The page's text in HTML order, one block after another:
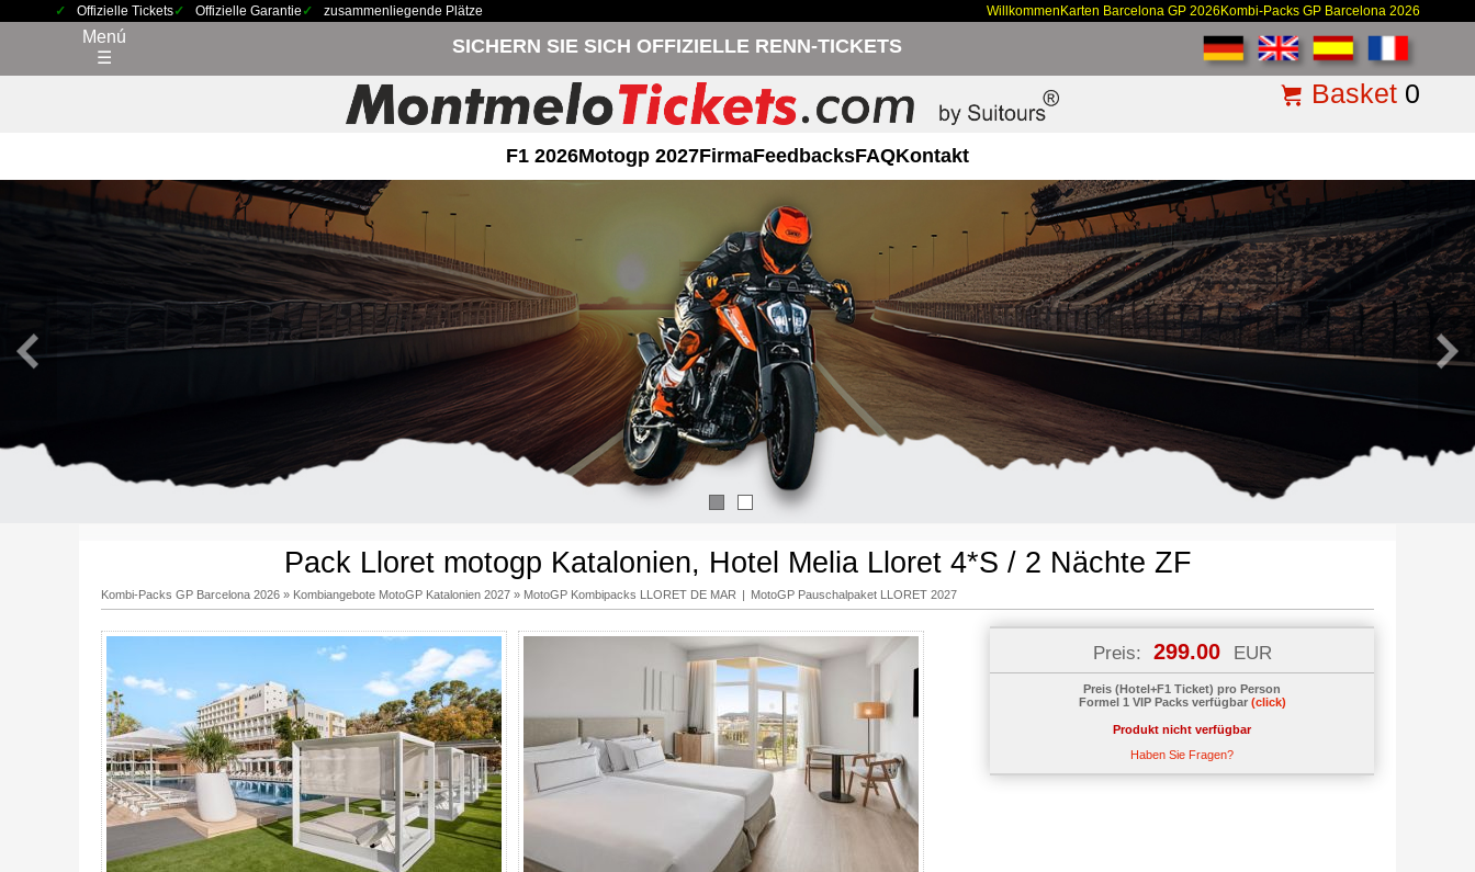
Offizielle Tickets Offizielle Garantie zusammenliegende Plätze Willkommen Karten Barcelona GP 2026 Kombi-Packs GP Barcelona 2026
Menú
☰
SICHERN SIE SICH OFFIZIELLE RENN-TICKETS
Basket 0
F1 2026Motogp 2027FirmaFeedbacksFAQKontakt
Pack Lloret motogp Katalonien, Hotel Melia Lloret 4*S / 2 Nächte ZF
Kombi-Packs GP Barcelona 2026 » Kombiangebote MotoGP Katalonien 2027 » MotoGP Kombipacks LLORET DE MAR | MotoGP Pauschalpaket LLORET 2027
Preis: 299.00 EUR
Preis (Hotel+F1 Ticket) pro Person
Formel 1 VIP Packs verfügbar (click)
Produkt nicht verfügbar
Haben Sie Fragen?